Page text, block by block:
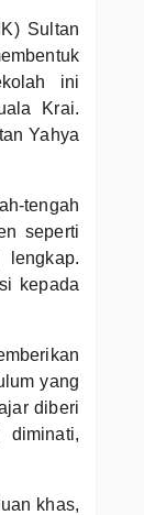
Sultan
ini
Krai.
Yahya
tengah
seperti
kepada
yang
diberi
khas,